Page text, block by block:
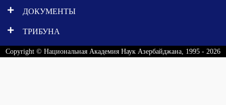
ДОКУМЕНТЫ
ТРИБУНА
Copyright © Национальная Академия Наук Азербайджана, 1995 - 2026